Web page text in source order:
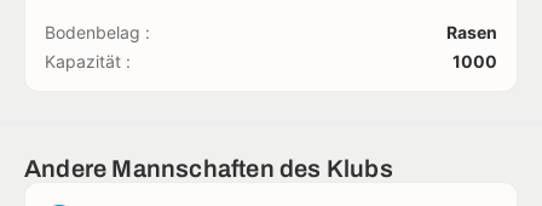
Bodenbelag :
Rasen
Kapazität :
1000
Andere Mannschaften des Klubs